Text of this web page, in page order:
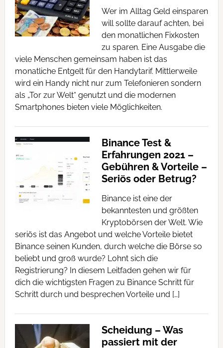
Wer im Alltag Geld einsparen
will sollte darauf achten, bei
den monatlichen Fixkosten
zu sparen. Eine Ausgabe die
viele Menschen gemeinsam haben ist das
monatliche Entgelt für den Handytarif. Mittlerweile
wird ein Handy nicht nur zum Telefonieren sondern
als „Tor zur Welt“ genutzt und die modernen
Smartphones bieten viele Möglichkeiten.
Binance Test &
Erfahrungen 2021 –
Gebühren & Vorteile –
Seriös oder Betrug?
Binance ist eine der
bekanntesten und größten
Kryptobörsen der Welt. Wie
seriös ist das Angebot und welche Vorteile bietet
Binance seinen Kunden, durch welche die Börse so
beliebt und groß wurde? Lohnt sich die
Registrierung? In diesem Leitfaden gehen wir für
dich die wichtigsten Fragen zu Binance Schritt für
Schritt durch und besprechen Vorteile und […]
Scheidung – Was
passiert mit der